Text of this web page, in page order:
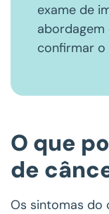
exame de
confirmar
O que
de
Os sintomas do